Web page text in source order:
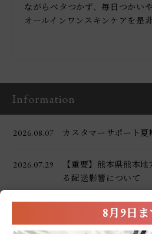
ながらベタつかず、毎日つかい
オールインワンスキンケアを是
Information
2026.08.07 カスタマーサポート夏
2026.07.29 【重要】熊本県熊本地
る配送影響について
8月9日ま